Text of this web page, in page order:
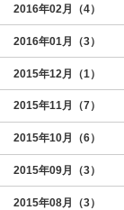
2016年02月（4）
2016年01月（3）
2015年12月（1）
2015年11月（7）
2015年10月（6）
2015年09月（3）
2015年08月（3）